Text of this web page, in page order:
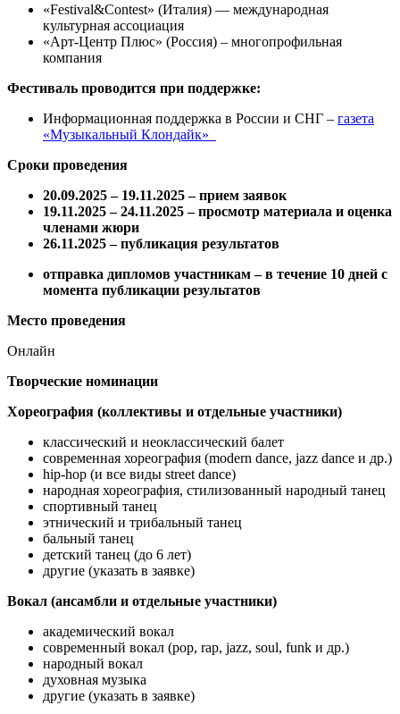
«Festival&Contest» (Италия) — международная
культурная ассоциация
«Арт-Центр Плюс» (Россия) – многопрофильная
компания
Фестиваль проводится при поддержке:
Информационная поддержка в России и СНГ – газета
«Музыкальный Клондайк»
Сроки проведения
20.09.2025 – 19.11.2025– прием заявок
19.11.2025 – 24.11.2025– просмотр материала и оценка
членами жюри
26.11.2025 – публикация результатов
отправка дипломов участникам – в течение 10 дней с
момента публикации результатов
Место проведения
Онлайн
Творческие номинации
Хореография (коллективы и отдельные участники)
классический и неоклассический балет
современная хореография (modern dance, jazz dance и др.)
hip-hop (и все виды street dance)
народная хореография, стилизованный народный танец
спортивный танец
этнический и трибальный танец
бальный танец
детский танец (до 6 лет)
другие (указать в заявке)
Вокал (ансамбли и отдельные участники)
академический вокал
современный вокал (pop, rap, jazz, soul, funk и др.)
народный вокал
духовная музыка
другие (указать в заявке)